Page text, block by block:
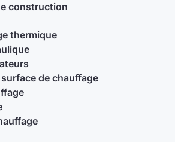
construction
thermique
de chauffage